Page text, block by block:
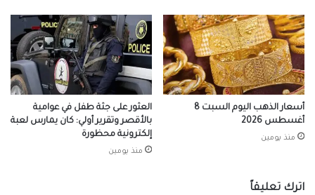
أسعار الذهب اليوم السبت 8
أغسطس 2026
منذ يومين
العثور على جثة طفل في عوامية
بالأقصر وتقرير أولي: كان يمارس لعبة
إلكترونية محظورة
منذ يومين
اترك تعليقاً